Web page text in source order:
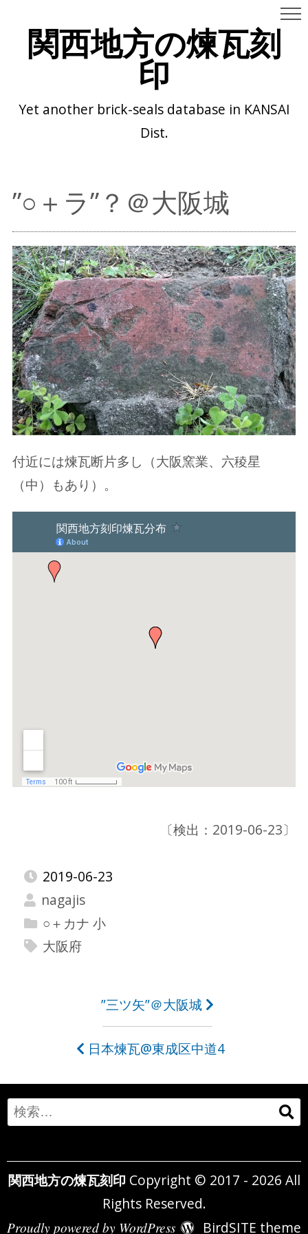
関西地方の煉瓦刻
印
Yet another brick-seals database in KANSAI
Dist.
”○＋ラ”？＠大阪城
付近には煉瓦断片多し（大阪窯業、六稜星
（中）もあり）。
〔検出：2019-06-23〕
2019-06-23
nagajis
○＋カナ 小
大阪府
ビ
ゲ
ー
シ
ョ
”三ツ矢”＠大阪城
日本煉瓦@東成区中道4
Search
for:
関西地方の煉瓦刻印 Copyright © 2017 - 2026 All
Rights Reserved.
Proudly powered by WordPress BirdSITE theme